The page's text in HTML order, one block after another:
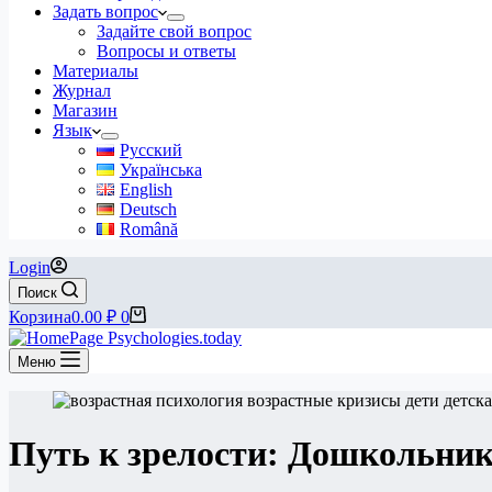
Задать вопрос
Задайте свой вопрос
Вопросы и ответы
Материалы
Журнал
Магазин
Язык
Русский
Українська
English
Deutsch
Română
Login
Поиск
Корзина0.00 ₽ 0
Меню
Путь к зрелости: